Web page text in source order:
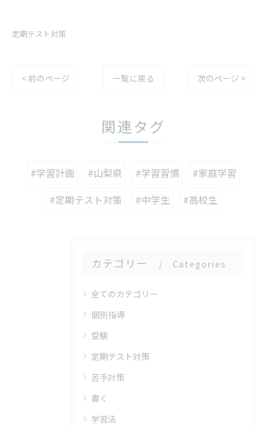
定期テスト対策
< 前のページ 一覧に戻る 次のページ >
関連タグ
#学習計画 #山梨県 #学習習慣
#家庭学習
#定期テスト対策
#中学生 #高校生
カテゴリー Categories
全てのカテゴリー
個別指導
受験
定期テスト対策
苦手対策
書く
学習法